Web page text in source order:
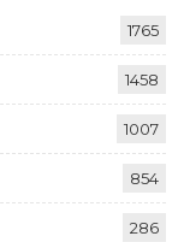
1765
1458
1007
854
286